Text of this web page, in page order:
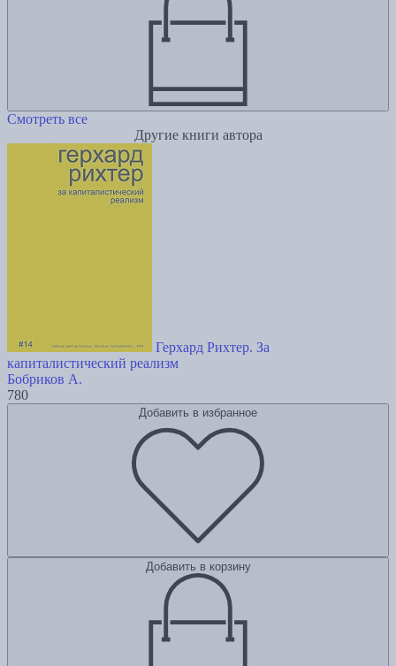
Смотреть все
Другие книги автора
Герхард Рихтер. За
капиталистический реализм
Бобриков А.
780
Добавить в избранное
Добавить в корзину